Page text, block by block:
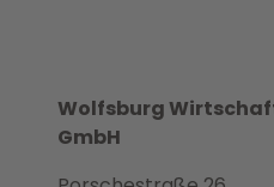
Wolfsburg
GmbH